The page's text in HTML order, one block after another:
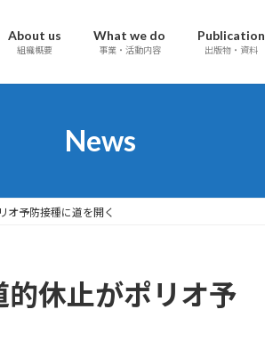
About us
組織概要
What we do
事業・活動内容
Publication
出版物・資料
News
オ予防接種に道を開く
的休止がポリオ予